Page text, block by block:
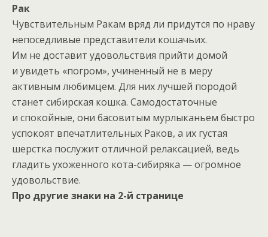
Рак
Чувствительным Ракам вряд ли придутся по нраву
непоседливые представители кошачьих.
Им не доставит удовольствия прийти домой
и увидеть «погром», учиненный не в меру
активным любимцем. Для них лучшей породой
станет сибирская кошка. Самодостаточные
и спокойные, они басовитым мурлыканьем быстро
успокоят впечатлительных Раков, а их густая
шерстка послужит отличной релаксацией, ведь
гладить ухоженного кота-сибиряка — огромное
удовольствие.
Про другие знаки на 2-й странице